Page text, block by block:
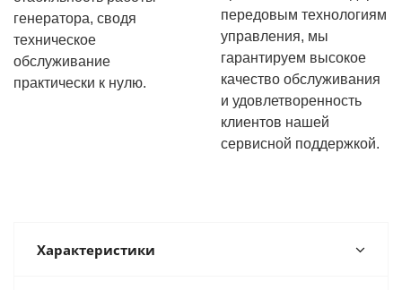
генератора, сводя
техническое
обслуживание
практически к нулю.
передовым технологиям
управления, мы
гарантируем высокое
качество обслуживания
и удовлетворенность
клиентов нашей
сервисной поддержкой.
Характеристики